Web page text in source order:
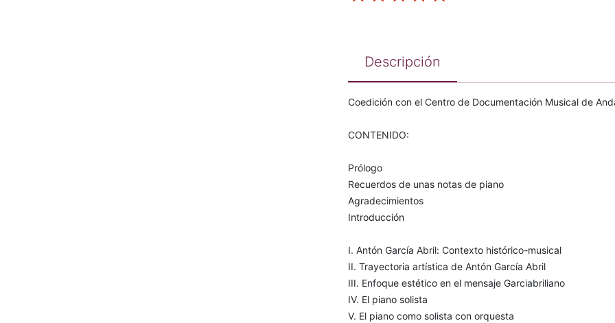
Descripción
Coedición con el Centro de Documentación Musical de
CONTENIDO:
Prólogo
Recuerdos de unas notas de piano
Agradecimientos
Introducción
I. Antón García Abril: Contexto histórico-musical
II. Trayectoria artística de Antón García Abril
III. Enfoque estético en el mensaje Garciabriliano
IV. El piano solista
V. El piano como solista con orquesta